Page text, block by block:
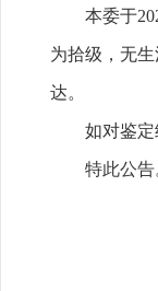
本委于
为拾级，无
达。
如对鉴
特此公告